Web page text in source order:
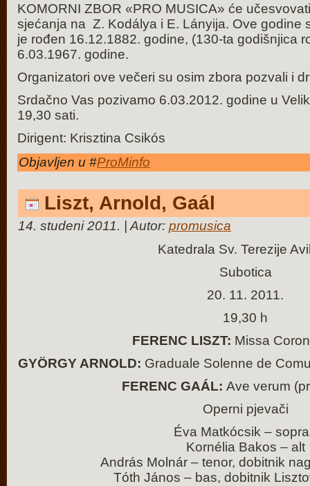
KOMORNI ZBOR «PRO MUSICA» će
sjećanja na Z. Kodálya i E. Lányija. Ove godine
je rođen 16.12.1882. godine, (130-ta godišnjica
6.03.1967. godine.
Organizatori ove večeri su osim zbora pozvali i
Srdačno Vas pozivamo 6.03.2012. godine u
19,30 sati.
Dirigent: Krisztina Csikós
Objavljen u #ProMinfo
Liszt, Arnold, Gaál
14. studeni 2011. | Autor: promusica
Katedrala Sv. Terezije
Subotica
20. 11. 2011.
19,30 h
FERENC LISZT: Missa
GYÖRGY ARNOLD: Graduale Solenne de
FERENC GAÁL:Ave verum
Operni pjevači
Éva Matkócsik –
Kornélia Bakos – alt
András Molnár – tenor, dobitnik
Tóth János – bas, dobitnik